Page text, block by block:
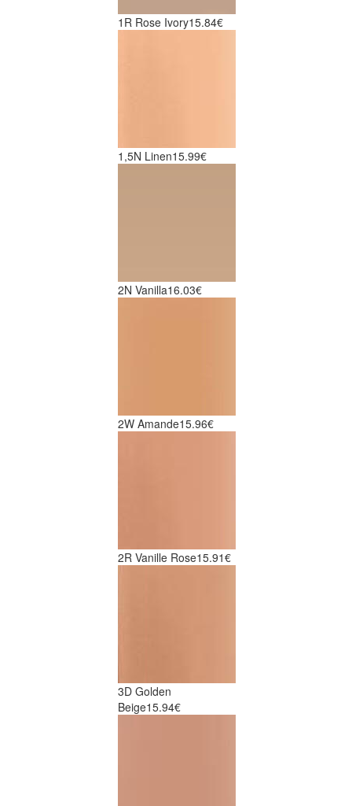
1R Rose Ivory15.84€
1,5N Linen15.99€
2N Vanilla16.03€
2W Amande15.96€
2R Vanille Rose15.91€
3D Golden
Beige15.94€